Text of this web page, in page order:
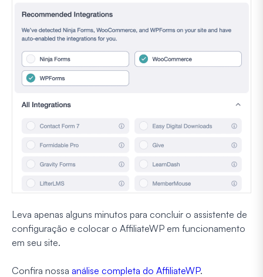
Leva apenas alguns minutos para concluir o assistente de
configuração e colocar o AffiliateWP em funcionamento
em seu site.
Confira nossa análise completa do AffiliateWP.